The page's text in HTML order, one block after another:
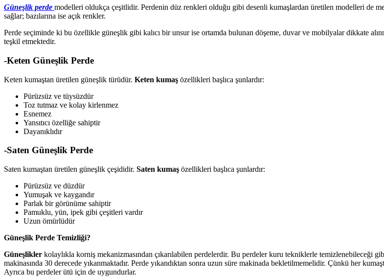
Güneşlik perde modelleri oldukça çeşitlidir. Perdenin düz renkleri olduğu gibi desenli kumaşlardan üretilen modelleri de
sağlar; bazılarına ise açık renkler.
Perde seçiminde ki bu özellikle güneşlik gibi kalıcı bir unsur ise ortamda bulunan döşeme, duvar ve mobilyalar dikkate
teşkil etmektedir.
-Keten Güneşlik Perde
Keten kumaştan üretilen güneşlik türüdür. Keten kumaş özellikleri başlıca şunlardır:
Pürüzsüz ve tüysüzdür
Toz tutmaz ve kolay kirlenmez
Esnemez
Yansıtıcı özelliğe sahiptir
Dayanıklıdır
-Saten Güneşlik Perde
Saten kumaştan üretilen güneşlik çeşididir. Saten kumaş özellikleri başlıca şunlardır:
Pürüzsüz ve düzdür
Yumuşak ve kaygandır
Parlak bir görünüme sahiptir
Pamuklu, yün, ipek gibi çeşitleri vardır
Uzun ömürlüdür
Güneşlik Perde Temizliği?
Güneşlikler kolaylıkla korniş mekanizmasından çıkarılabilen perdelerdir. Bu perdeler kuru tekniklerle temizlenebileceği
makinasında 30 derecede yıkanmaktadır. Perde yıkandıktan sonra uzun süre makinada bekletilmemelidir. Çünkü her
Ayrıca bu perdeler ütü için de uygundurlar.